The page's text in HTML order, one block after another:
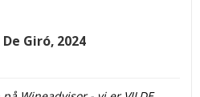
Giró, 2024